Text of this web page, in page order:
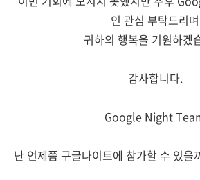
인 관심 부탁드리며
귀하의 행복을 기원하겠
감사합니다.
Google Night
난 언제쯤 구글나이트에 참가할 수 있을